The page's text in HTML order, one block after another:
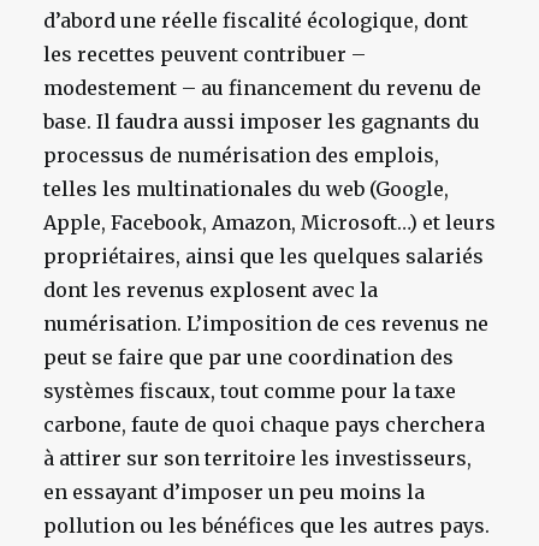
d’abord une réelle fiscalité écologique, dont
les recettes peuvent contribuer –
modestement – au financement du revenu de
base. Il faudra aussi imposer les gagnants du
processus de numérisation des emplois,
telles les multinationales du web (Google,
Apple, Facebook, Amazon, Microsoft…) et leurs
propriétaires, ainsi que les quelques salariés
dont les revenus explosent avec la
numérisation. L’imposition de ces revenus ne
peut se faire que par une coordination des
systèmes fiscaux, tout comme pour la taxe
carbone, faute de quoi chaque pays cherchera
à attirer sur son territoire les investisseurs,
en essayant d’imposer un peu moins la
pollution ou les bénéfices que les autres pays.